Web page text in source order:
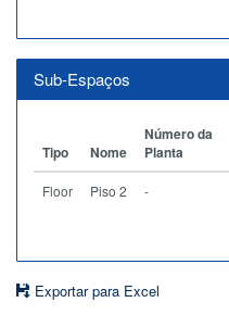
Sub-Espaços
Tipo Nome
Número da
Planta
Floor Piso 2 -
Exportar para Excel